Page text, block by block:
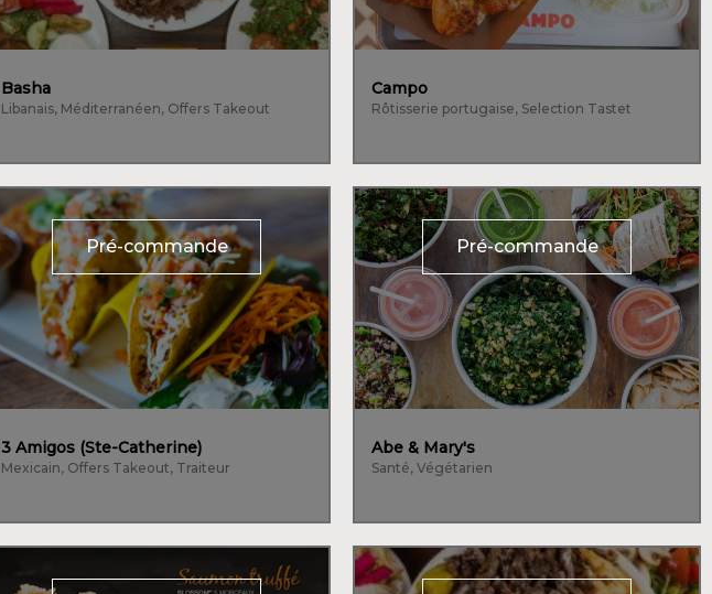
Basha
Libanais, Méditerranéen, Offers Takeout
Campo
Rôtisserie portugaise, Selection Tastet
Pré-commande
3 Amigos (Ste-Catherine)
Mexicain, Offers Takeout, Traiteur
Pré-commande
Abe & Mary's
Santé, Végétarien